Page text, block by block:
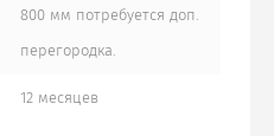
800 мм потребуется доп.
перегородка.
12 месяцев